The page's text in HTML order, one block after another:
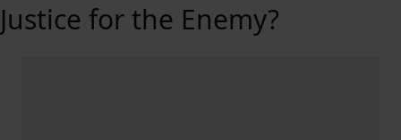
Justice for the Enemy?